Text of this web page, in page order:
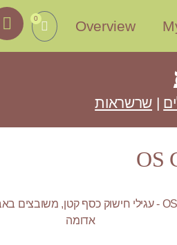
Overview
0
| שרשראות
OS